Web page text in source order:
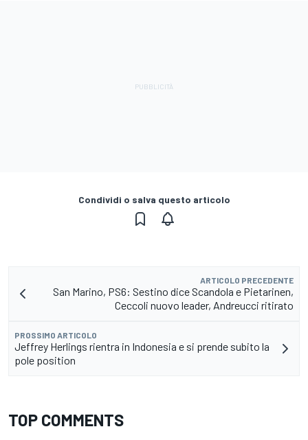
Condividi o salva questo articolo
ARTICOLO PRECEDENTE
San Marino, PS6: Sestino dice Scandola e Pietarinen,
Ceccoli nuovo leader, Andreucci ritirato
PROSSIMO ARTICOLO
Jeffrey Herlings rientra in Indonesia e si prende subito la
pole position
TOP COMMENTS